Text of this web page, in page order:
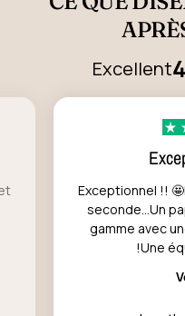
Excellent
Exceptionnel !!
seconde…Un
gamme avec
!Une